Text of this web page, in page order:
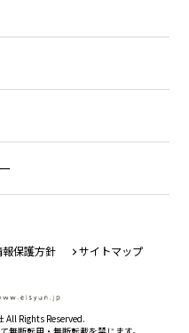
保護方針 サイトマップ
All Rights Reserved.